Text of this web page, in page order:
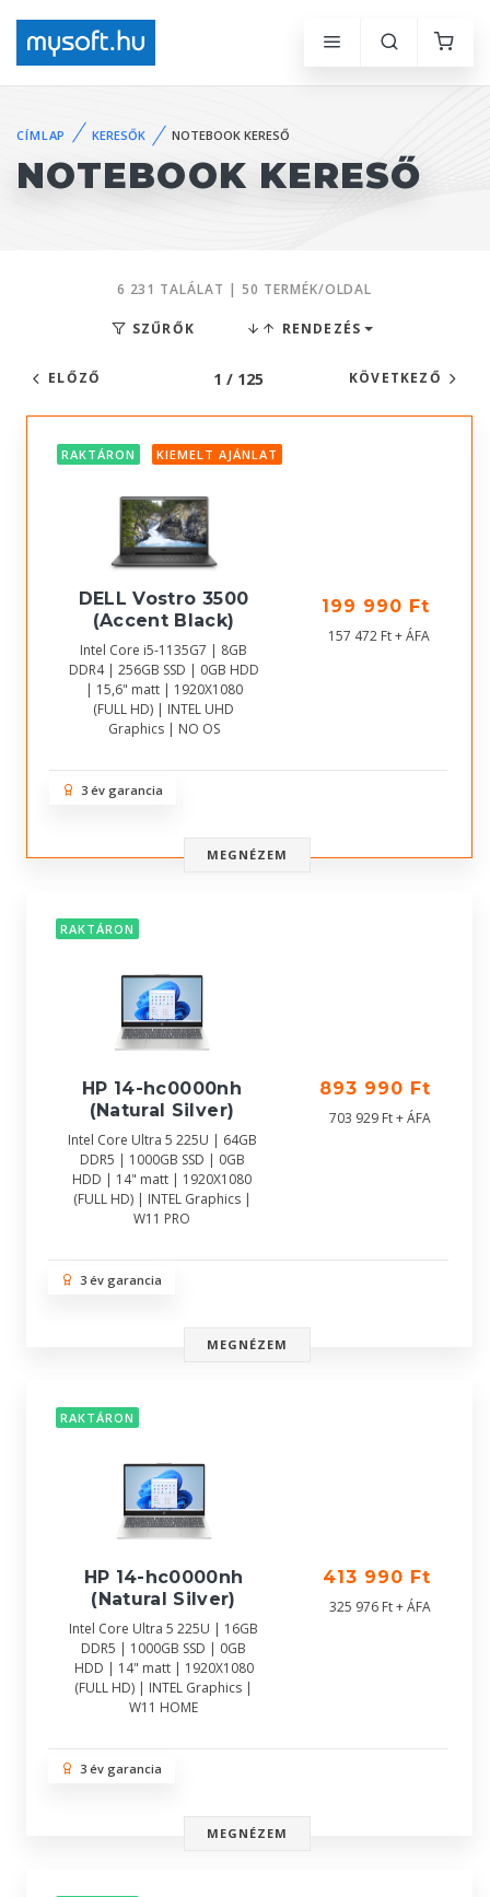
CÍMLAP KERESŐK NOTEBOOK KERESŐ
NOTEBOOK KERESŐ
6 231 TALÁLAT | 50 TERMÉK/OLDAL
SZŰRŐK RENDEZÉS
ELŐZŐ 1 / 125 KÖVETKEZŐ
RAKTÁRON KIEMELT AJÁNLAT
DELL Vostro 3500
(Accent Black)
Intel Core i5-1135G7 | 8GB
DDR4 | 256GB SSD | 0GB HDD
| 15,6" matt | 1920X1080
(FULL HD) | INTEL UHD
Graphics | NO OS
199 990 Ft
157 472 Ft + ÁFA
3 év garancia
MEGNÉZEM
RAKTÁRON
HP 14-hc0000nh
(Natural Silver)
Intel Core Ultra 5 225U | 64GB
DDR5 | 1000GB SSD | 0GB
HDD | 14" matt | 1920X1080
(FULL HD) | INTEL Graphics |
W11 PRO
893 990 Ft
703 929 Ft + ÁFA
3 év garancia
MEGNÉZEM
RAKTÁRON
HP 14-hc0000nh
(Natural Silver)
Intel Core Ultra 5 225U | 16GB
DDR5 | 1000GB SSD | 0GB
HDD | 14" matt | 1920X1080
(FULL HD) | INTEL Graphics |
W11 HOME
413 990 Ft
325 976 Ft + ÁFA
3 év garancia
MEGNÉZEM